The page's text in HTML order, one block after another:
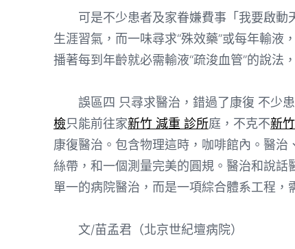
可是不少患者及家眷嫌費事「我要啟動
生涯習氣，而一味尋求“殊效藥”或每年輸液
播著每到年齡就必需輸液“疏浚血管”的說法
誤區四 只尋求醫治，錯過了康復 不少患
檢只能前往家新竹 減重 診所庭，不克不新
康復醫治。包含物理這時，咖啡館內。醫
絲帶，和一個測量完美的圓規。醫治和說
單一的病院醫治，而是一項綜合體系工程，
文/苗孟君（北京世紀壇病院）